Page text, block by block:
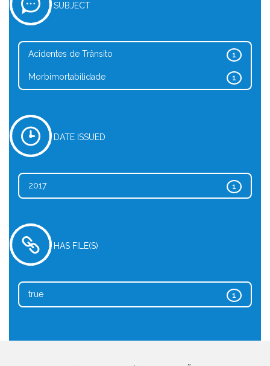
SUBJECT
1
Acidentes de Trânsito
1
Morbimortabilidade
DATE ISSUED
1
2017
HAS FILE(S)
1
true